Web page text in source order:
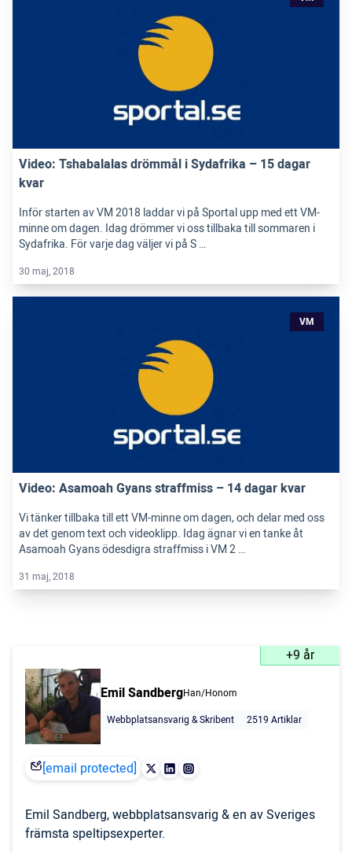
Video: Tshabalalas drömmål i Sydafrika – 15 dagar
kvar
Inför starten av VM 2018 laddar vi på Sportal upp med ett VM-
minne om dagen. Idag drömmer vi oss tillbaka till sommaren i
Sydafrika. För varje dag väljer vi på S …
30 maj, 2018
VM
Video: Asamoah Gyans straffmiss – 14 dagar kvar
Vi tänker tillbaka till ett VM-minne om dagen, och delar med oss
av det genom text och videoklipp. Idag ägnar vi en tanke åt
Asamoah Gyans ödesdigra straffmiss i VM 2 …
31 maj, 2018
+9 år
Emil SandbergHan/Honom
Webbplatsansvarig & Skribent
2519 Artiklar
[email protected]
Emil Sandberg, webbplatsansvarig & en av Sveriges
främsta speltipsexperter.